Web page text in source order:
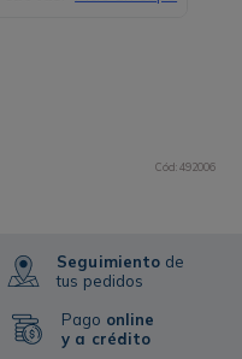
Cód:492006
Seguimiento de
tus pedidos
Pago online
y a crédito